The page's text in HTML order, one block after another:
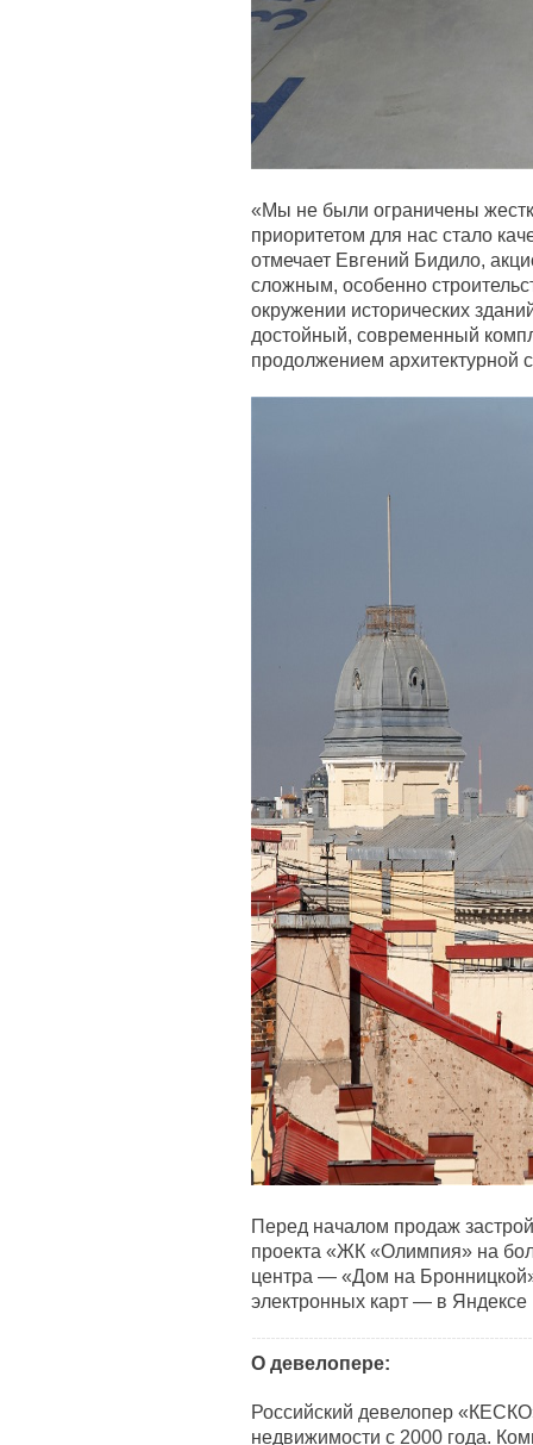
«Мы не были ограничены
приоритетом для нас стало
отмечает Евгений Бидило,
сложным, особенно
окружении исторических
достойный, современный
продолжением архитектурной
Перед началом продаж
проекта «ЖК «Олимпия» на
центра — «Дом на
электронных карт — в
О девелопере:
Российский девелопер
недвижимости с 2000 года.